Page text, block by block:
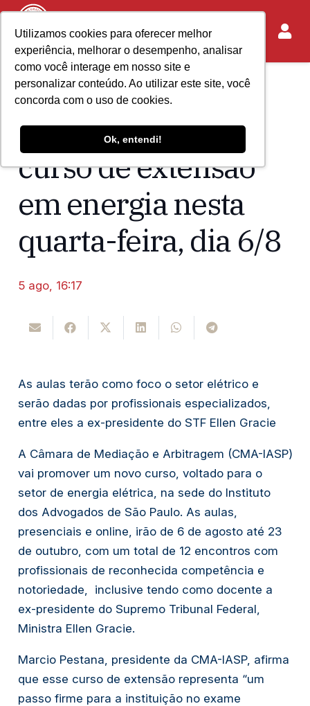
Utilizamos cookies para oferecer melhor
experiência, melhorar o desempenho, analisar
como você interage em nosso site e
personalizar conteúdo. Ao utilizar este site, você
concorda com o uso de cookies.
Ok, entendi!
Home Acontece no IASP
CMA estreia novo
curso de extensão
em energia nesta
quarta-feira, dia 6/8
5 ago, 16:17
As aulas terão como foco o setor elétrico e
serão dadas por profissionais especializados,
entre eles a ex-presidente do STF Ellen Gracie
A Câmara de Mediação e Arbitragem (CMA-IASP)
vai promover um novo curso, voltado para o
setor de energia elétrica, na sede do Instituto
dos Advogados de São Paulo. As aulas,
presenciais e online, irão de 6 de agosto até 23
de outubro, com um total de 12 encontros com
profissionais de reconhecida competência e
notoriedade, inclusive tendo como docente a
ex-presidente do Supremo Tribunal Federal,
Ministra Ellen Gracie.
Marcio Pestana, presidente da CMA-IASP, afirma
que esse curso de extensão representa “um
passo firme para a instituição no exame